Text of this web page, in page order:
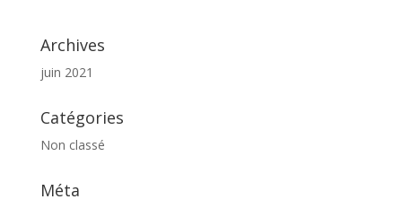
Archives
juin 2021
Catégories
Non classé
Méta